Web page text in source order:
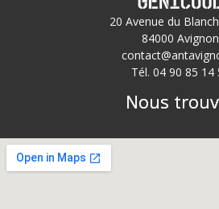
20 Avenue du
84000 Avignon
Tél. 04 90 85 14
Nous